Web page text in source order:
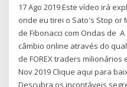
17 Ago 2019 Este vídeo irá
onde eu tirei o Sato's Stop or
de Fibonacci com Ondas de
câmbio online através do
de FOREX traders milionários
Nov 2019 Clique aqui para
Descubra os incontáveis